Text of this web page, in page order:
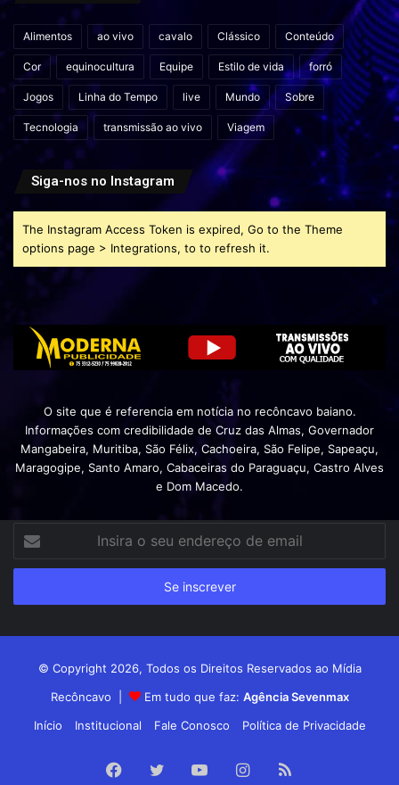
Alimentos ao vivo cavalo Clássico Conteúdo
Cor equinocultura Equipe Estilo de vida forró
Jogos Linha do Tempo live Mundo Sobre
Tecnologia transmissão ao vivo Viagem
Siga-nos no Instagram
The Instagram Access Token is expired, Go to the Theme
options page > Integrations, to to refresh it.
O site que é referencia em notícia no recôncavo baiano.
Informações com credibilidade de Cruz das Almas, Governador
Mangabeira, Muritiba, São Félix, Cachoeira, São Felipe, Sapeaçu,
Maragogipe, Santo Amaro, Cabaceiras do Paraguaçu, Castro Alves
e Dom Macedo.
seu
de
© Copyright 2026, Todos os Direitos Reservados ao Mídia
Recôncavo |
Em tudo que faz: Agência Sevenmax
Início
Institucional Fale Conosco Política de Privacidade
Facebook
TwitterYouTubeInstagram
RSS